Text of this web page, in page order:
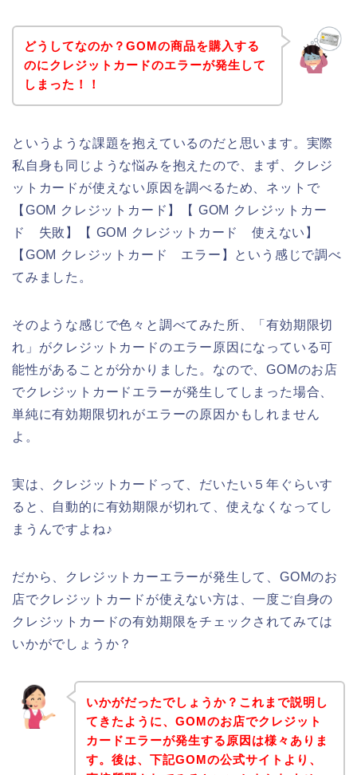
どうしてなのか？GOMの商品を購入する
のにクレジットカードのエラーが発生して
しまった！！
というような課題を抱えているのだと思います。実際
私自身も同じような悩みを抱えたので、まず、クレジ
ットカードが使えない原因を調べるため、ネットで
【GOM クレジットカード】【 GOM クレジットカー
ド 失敗】【 GOM クレジットカード 使えない】
【GOM クレジットカード エラー】という感じで調べ
てみました。
そのような感じで色々と調べてみた所、「有効期限切
れ」がクレジットカードのエラー原因になっている可
能性があることが分かりました。なので、GOMのお店
でクレジットカードエラーが発生してしまった場合、
単純に有効期限切れがエラーの原因かもしれません
よ。
実は、クレジットカードって、だいたい５年ぐらいす
ると、自動的に有効期限が切れて、使えなくなってし
まうんですよね♪
だから、クレジットカーエラーが発生して、GOMのお
店でクレジットカードが使えない方は、一度ご自身の
クレジットカードの有効期限をチェックされてみては
いかがでしょうか？
いかがだったでしょうか？これまで説明し
てきたように、GOMのお店でクレジット
カードエラーが発生する原因は様々ありま
す。後は、下記GOMの公式サイトより、